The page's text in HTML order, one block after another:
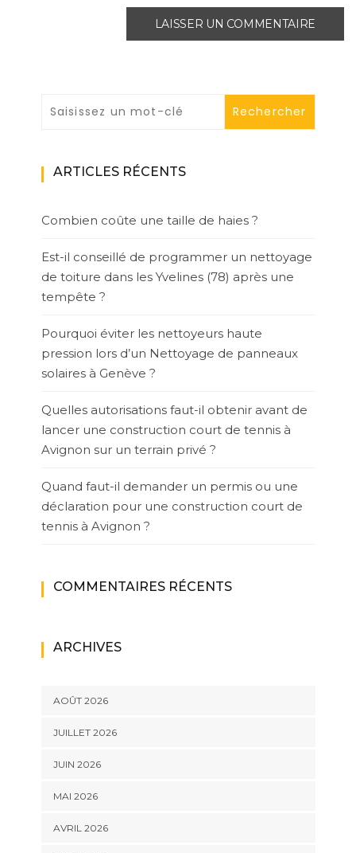
ARTICLES RÉCENTS
Combien coûte une taille de haies ?
Est-il conseillé de programmer un nettoyage
de toiture dans les Yvelines (78) après une
tempête ?
Pourquoi éviter les nettoyeurs haute
pression lors d’un Nettoyage de panneaux
solaires à Genève ?
Quelles autorisations faut-il obtenir avant de
lancer une construction court de tennis à
Avignon sur un terrain privé ?
Quand faut-il demander un permis ou une
déclaration pour une construction court de
tennis à Avignon ?
COMMENTAIRES RÉCENTS
ARCHIVES
AOÛT 2026
JUILLET 2026
JUIN 2026
MAI 2026
AVRIL 2026